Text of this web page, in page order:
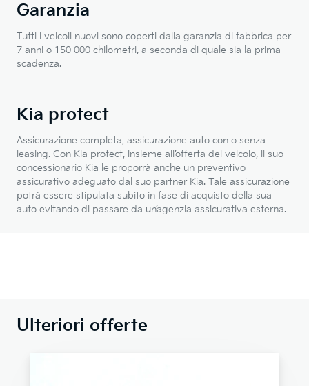
Garanzia
Tutti i veicoli nuovi sono coperti dalla garanzia di fabbrica per
7 anni o 150 000 chilometri, a seconda di quale sia la prima
scadenza.
Kia protect
Assicurazione completa, assicurazione auto con o senza
leasing. Con Kia protect, insieme all’offerta del veicolo, il suo
concessionario Kia le proporrà anche un preventivo
assicurativo adeguato dal suo partner Kia. Tale assicurazione
potrà essere stipulata subito in fase di acquisto della sua
auto evitando di passare da un’agenzia assicurativa esterna.
Ulteriori offerte